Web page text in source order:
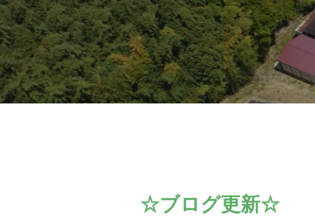
☆ブログ更新☆